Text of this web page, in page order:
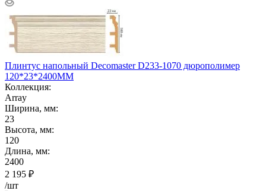
Плинтус напольный Decomaster D233-1070 дюрополимер
120*23*2400ММ
Коллекция:
Array
Ширина, мм:
23
Высота, мм:
120
Длина, мм:
2400
2 195 ₽
/шт